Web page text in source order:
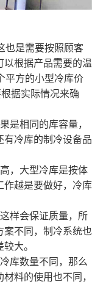
也是需要按照顾客
根据产品需要的温
平方的小型冷库价
据实际情况来确
是相同的库容量，
冷库的制冷设备品
，大型冷库是按体
作越是要做好，冷库
样会保证质量，所
不同，制冷系统也
大。
库数量不同，那么
料的使用也不同，